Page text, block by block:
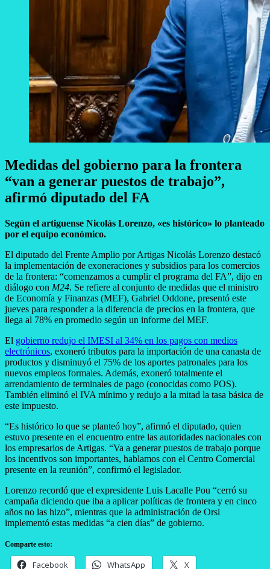
Medidas del gobierno para la frontera
“van a generar puestos de trabajo”,
afirmó diputado del FA
Según el artiguense Nicolás Lorenzo, «es histórico» lo planteado
por el equipo económico.
El diputado del Frente Amplio por Artigas Nicolás Lorenzo destacó
la implementación de exoneraciones y subsidios para los comercios
de la frontera: “comenzamos a cumplir el programa del FA”, dijo en
diálogo con M24. Se refiere al conjunto de medidas que el ministro
de Economía y Finanzas (MEF), Gabriel Oddone, presentó este
jueves para responder a la diferencia de precios en la frontera, que
llega al 78% en promedio según un informe del MEF.
El gobierno redujo el IMESI al 34% en los pagos con medios
electrónicos, exoneró tributos para la importación de una canasta de
productos y disminuyó el 75% de los aportes patronales para los
nuevos empleos formales. Además, exoneró totalmente el
arrendamiento de terminales de pago (conocidas como POS).
También eliminó el IVA mínimo y redujo a la mitad la tasa básica de
este impuesto.
“Es histórico lo que se planteó hoy”, afirmó el diputado, quien
estuvo presente en el encuentro entre las autoridades nacionales con
los empresarios de Artigas. “Va a generar puestos de trabajo porque
los incentivos son importantes, hablamos con el Centro Comercial
presente en la reunión”, confirmó el legislador.
Lorenzo recordó que el expresidente Luis Lacalle Pou “cerró su
campaña diciendo que iba a aplicar políticas de frontera y en cinco
años no las hizo”, mientras que la administración de Orsi
implementó estas medidas “a cien días” de gobierno.
Comparte esto:
Facebook WhatsApp X